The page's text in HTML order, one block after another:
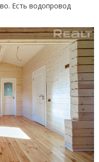
Есть водопровод